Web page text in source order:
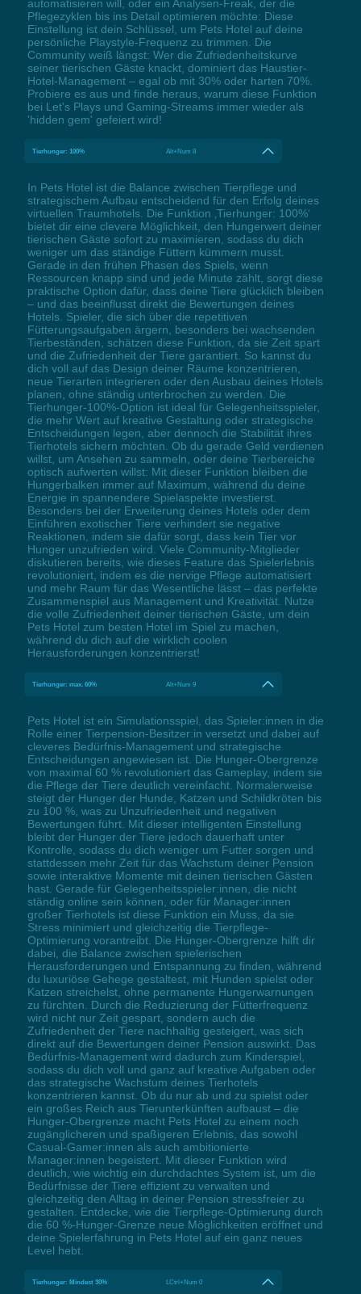
automatisieren will, oder ein Analysen-Freak, der die
Pflegezyklen bis ins Detail optimieren möchte: Diese
Einstellung ist dein Schlüssel, um Pets Hotel auf deine
persönliche Playstyle-Frequenz zu trimmen. Die
Community weiß längst: Wer die Zufriedenheitskurve
seiner tierischen Gäste knackt, dominiert das Haustier-
Hotel-Management – egal ob mit 30% oder harten 70%.
Probiere es aus und finde heraus, warum diese Funktion
bei Let's Plays und Gaming-Streams immer wieder als
'hidden gem' gefeiert wird!
Tierhunger: 100% Alt+Num 8
In Pets Hotel ist die Balance zwischen Tierpflege und
strategischem Aufbau entscheidend für den Erfolg deines
virtuellen Traumhotels. Die Funktion ‚Tierhunger: 100%‘
bietet dir eine clevere Möglichkeit, den Hungerwert deiner
tierischen Gäste sofort zu maximieren, sodass du dich
weniger um das ständige Füttern kümmern musst.
Gerade in den frühen Phasen des Spiels, wenn
Ressourcen knapp sind und jede Minute zählt, sorgt diese
praktische Option dafür, dass deine Tiere glücklich bleiben
– und das beeinflusst direkt die Bewertungen deines
Hotels. Spieler, die sich über die repetitiven
Fütterungsaufgaben ärgern, besonders bei wachsenden
Tierbeständen, schätzen diese Funktion, da sie Zeit spart
und die Zufriedenheit der Tiere garantiert. So kannst du
dich voll auf das Design deiner Räume konzentrieren,
neue Tierarten integrieren oder den Ausbau deines Hotels
planen, ohne ständig unterbrochen zu werden. Die
Tierhunger-100%-Option ist ideal für Gelegenheitsspieler,
die mehr Wert auf kreative Gestaltung oder strategische
Entscheidungen legen, aber dennoch die Stabilität ihres
Tierhotels sichern möchten. Ob du gerade Geld verdienen
willst, um Ansehen zu sammeln, oder deine Tierbereiche
optisch aufwerten willst: Mit dieser Funktion bleiben die
Hungerbalken immer auf Maximum, während du deine
Energie in spannendere Spielaspekte investierst.
Besonders bei der Erweiterung deines Hotels oder dem
Einführen exotischer Tiere verhindert sie negative
Reaktionen, indem sie dafür sorgt, dass kein Tier vor
Hunger unzufrieden wird. Viele Community-Mitglieder
diskutieren bereits, wie dieses Feature das Spielerlebnis
revolutioniert, indem es die nervige Pflege automatisiert
und mehr Raum für das Wesentliche lässt – das perfekte
Zusammenspiel aus Management und Kreativität. Nutze
die volle Zufriedenheit deiner tierischen Gäste, um dein
Pets Hotel zum besten Hotel im Spiel zu machen,
während du dich auf die wirklich coolen
Herausforderungen konzentrierst!
Tierhunger: max. 60% Alt+Num 9
Pets Hotel ist ein Simulationsspiel, das Spieler:innen in die
Rolle einer Tierpension-Besitzer:in versetzt und dabei auf
cleveres Bedürfnis-Management und strategische
Entscheidungen angewiesen ist. Die Hunger-Obergrenze
von maximal 60 % revolutioniert das Gameplay, indem sie
die Pflege der Tiere deutlich vereinfacht. Normalerweise
steigt der Hunger der Hunde, Katzen und Schildkröten bis
zu 100 %, was zu Unzufriedenheit und negativen
Bewertungen führt. Mit dieser intelligenten Einstellung
bleibt der Hunger der Tiere jedoch dauerhaft unter
Kontrolle, sodass du dich weniger um Futter sorgen und
stattdessen mehr Zeit für das Wachstum deiner Pension
sowie interaktive Momente mit deinen tierischen Gästen
hast. Gerade für Gelegenheitsspieler:innen, die nicht
ständig online sein können, oder für Manager:innen
großer Tierhotels ist diese Funktion ein Muss, da sie
Stress minimiert und gleichzeitig die Tierpflege-
Optimierung vorantreibt. Die Hunger-Obergrenze hilft dir
dabei, die Balance zwischen spielerischen
Herausforderungen und Entspannung zu finden, während
du luxuriöse Gehege gestaltest, mit Hunden spielst oder
Katzen streichelst, ohne permanente Hungerwarnungen
zu fürchten. Durch die Reduzierung der Fütterfrequenz
wird nicht nur Zeit gespart, sondern auch die
Zufriedenheit der Tiere nachhaltig gesteigert, was sich
direkt auf die Bewertungen deiner Pension auswirkt. Das
Bedürfnis-Management wird dadurch zum Kinderspiel,
sodass du dich voll und ganz auf kreative Aufgaben oder
das strategische Wachstum deines Tierhotels
konzentrieren kannst. Ob du nur ab und zu spielst oder
ein großes Reich aus Tierunterkünften aufbaust – die
Hunger-Obergrenze macht Pets Hotel zu einem noch
zugänglicheren und spaßigeren Erlebnis, das sowohl
Casual-Gamer:innen als auch ambitionierte
Manager:innen begeistert. Mit dieser Funktion wird
deutlich, wie wichtig ein durchdachtes System ist, um die
Bedürfnisse der Tiere effizient zu verwalten und
gleichzeitig den Alltag in deiner Pension stressfreier zu
gestalten. Entdecke, wie die Tierpflege-Optimierung durch
die 60 %-Hunger-Grenze neue Möglichkeiten eröffnet und
deine Spielerfahrung in Pets Hotel auf ein ganz neues
Level hebt.
Tierhunger: Mindest 30% LCtrl+Num 0